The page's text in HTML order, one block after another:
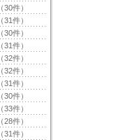
（30件）
（31件）
（30件）
（31件）
（32件）
（32件）
（31件）
（30件）
（33件）
（28件）
（31件）